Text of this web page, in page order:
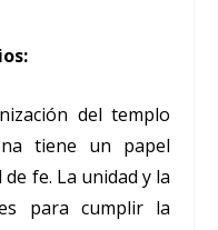
del templo
tiene un papel
fe. La unidad y la
para cumplir la